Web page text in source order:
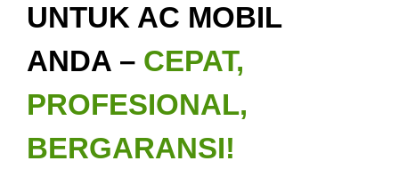
UNTUK AC MOBIL
ANDA – CEPAT,
PROFESIONAL,
BERGARANSI!